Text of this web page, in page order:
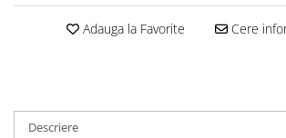
Editura Nemira
Adauga la Favorite Cere
Descriere